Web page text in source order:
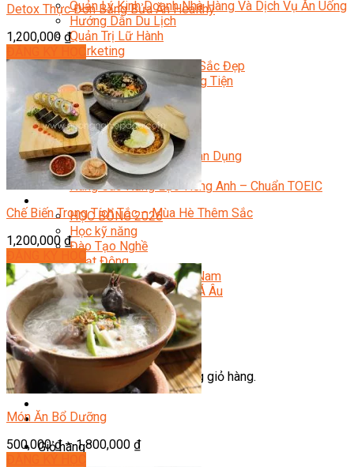
Quản Lý Kinh Doanh Nhà Hàng Và Dịch Vụ Ăn Uống
Hướng Dẫn Du Lịch
Quản Trị Lữ Hành
Marketing
Tạo Mẫu Và Chăm Sóc Sắc Đẹp
Truyền Thông Đa Phương Tiện
Công Nghệ Thông Tin
An Ninh Mạng
Thiết Kế Đồ Họa
Âm Nhạc
Điện Công Nghiệp Và Dân Dụng
Văn Hóa Phổ Thông
Nâng Cao Năng Lực Tiếng Anh – Chuẩn TOEIC
HỌC BỔNG 2026
Học kỹ năng
Đào Tạo Nghề
Hoạt Động
Văn Hóa Ẩm Thực Việt Nam
Sự Kiện Hướng Nghiệp Á Âu
Siêu Thị ĐVP Market
Chưa có sản phẩm trong giỏ hàng.
Giỏ hàng
Detox Thực Đơn Bằng Bửa Ăn Healthy
1,200,000 ₫
Chế Biến Trong Tích Tắc – Mùa Hè Thêm Sắc
1,200,000 ₫
Món Ăn Bổ Dưỡng
500,000₫–1,800,000 ₫